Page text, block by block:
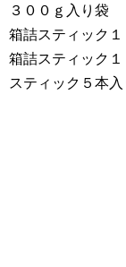
３００ｇ入り
箱詰スティック
箱詰スティック
スティック